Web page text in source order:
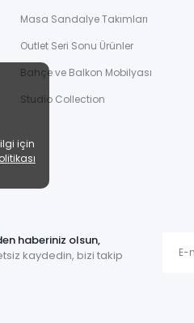
Masa Sandalye Takımları
Outlet Seri Sonu Ürünler
Bahçe ve Balkon Mobilyası
Studio Collection
haberiniz olsun,
kaydedin, bizi takip
için